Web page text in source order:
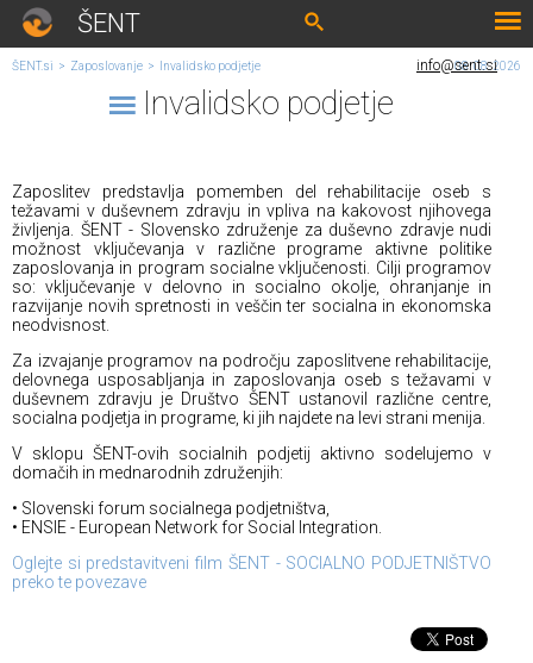
ŠENT
info@sent.si
08. 08. 2026
ŠENT.si > Zaposlovanje > Invalidsko podjetje
Invalidsko podjetje
Zaposlitev predstavlja pomemben del rehabilitacije oseb s
težavami v duševnem zdravju in vpliva na kakovost njihovega
življenja. ŠENT - Slovensko združenje za duševno zdravje nudi
možnost vključevanja v različne programe aktivne politike
zaposlovanja in program socialne vključenosti. Cilji programov
so: vključevanje v delovno in socialno okolje, ohranjanje in
razvijanje novih spretnosti in veščin ter socialna in ekonomska
neodvisnost.
Za izvajanje programov na področju zaposlitvene rehabilitacije,
delovnega usposabljanja in zaposlovanja oseb s težavami v
duševnem zdravju je Društvo ŠENT ustanovil različne centre,
socialna podjetja in programe, ki jih najdete na levi strani menija.
V sklopu ŠENT-ovih socialnih podjetij aktivno sodelujemo v
domačih in mednarodnih združenjih:
• Slovenski forum socialnega podjetništva,
• ENSIE - European Network for Social Integration.
Oglejte si predstavitveni film ŠENT - SOCIALNO PODJETNIŠTVO
preko te povezave